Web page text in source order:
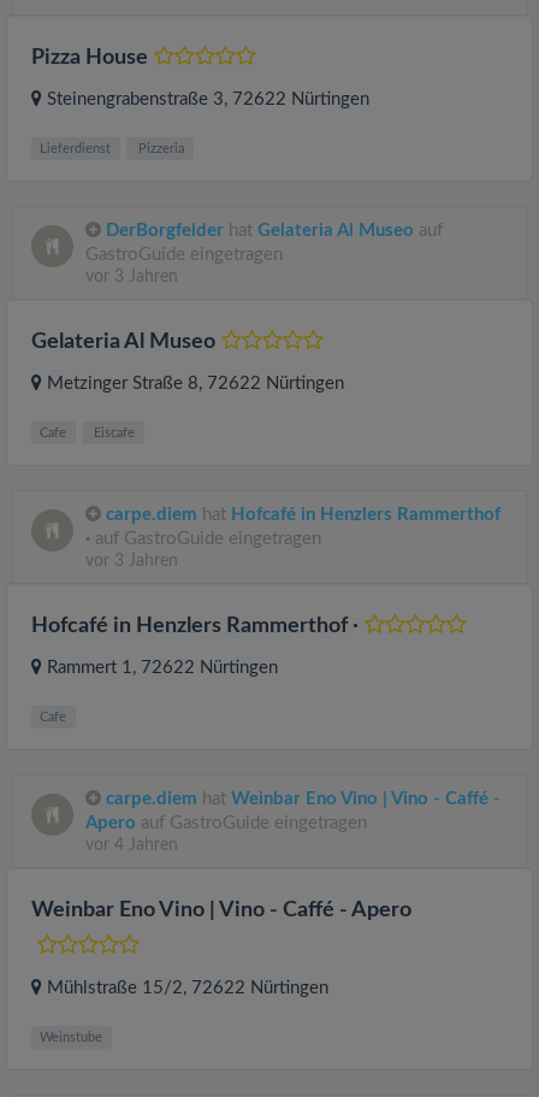
Pizza House
Steinengrabenstraße 3, 72622 Nürtingen
Lieferdienst Pizzeria
DerBorgfelder hat Gelateria Al Museo auf
GastroGuide eingetragen
vor 3 Jahren
Gelateria Al Museo
Metzinger Straße 8, 72622 Nürtingen
Cafe Eiscafe
carpe.diem hat Hofcafé in Henzlers Rammerthof
· auf GastroGuide eingetragen
vor 3 Jahren
Hofcafé in Henzlers Rammerthof ·
Rammert 1, 72622 Nürtingen
Cafe
carpe.diem hat Weinbar Eno Vino | Vino - Caffé -
Apero auf GastroGuide eingetragen
vor 4 Jahren
Weinbar Eno Vino | Vino - Caffé - Apero
Mühlstraße 15/2, 72622 Nürtingen
Weinstube